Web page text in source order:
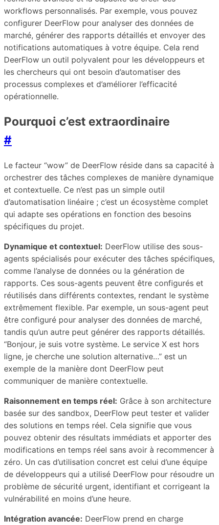
workflows personnalisés. Par exemple, vous pouvez
configurer DeerFlow pour analyser des données de
marché, générer des rapports détaillés et envoyer des
notifications automatiques à votre équipe. Cela rend
DeerFlow un outil polyvalent pour les développeurs et
les chercheurs qui ont besoin d’automatiser des
processus complexes et d’améliorer l’efficacité
opérationnelle.
Pourquoi c’est extraordinaire
#
Le facteur “wow” de DeerFlow réside dans sa capacité à
orchestrer des tâches complexes de manière dynamique
et contextuelle. Ce n’est pas un simple outil
d’automatisation linéaire ; c’est un écosystème complet
qui adapte ses opérations en fonction des besoins
spécifiques du projet.
Dynamique et contextuel: DeerFlow utilise des sous-
agents spécialisés pour exécuter des tâches spécifiques,
comme l’analyse de données ou la génération de
rapports. Ces sous-agents peuvent être configurés et
réutilisés dans différents contextes, rendant le système
extrêmement flexible. Par exemple, un sous-agent peut
être configuré pour analyser des données de marché,
tandis qu’un autre peut générer des rapports détaillés.
“Bonjour, je suis votre système. Le service X est hors
ligne, je cherche une solution alternative…” est un
exemple de la manière dont DeerFlow peut
communiquer de manière contextuelle.
Raisonnement en temps réel: Grâce à son architecture
basée sur des sandbox, DeerFlow peut tester et valider
des solutions en temps réel. Cela signifie que vous
pouvez obtenir des résultats immédiats et apporter des
modifications en temps réel sans avoir à recommencer à
zéro. Un cas d’utilisation concret est celui d’une équipe
de développeurs qui a utilisé DeerFlow pour résoudre un
problème de sécurité urgent, identifiant et corrigeant la
vulnérabilité en moins d’une heure.
Intégration avancée: DeerFlow prend en charge